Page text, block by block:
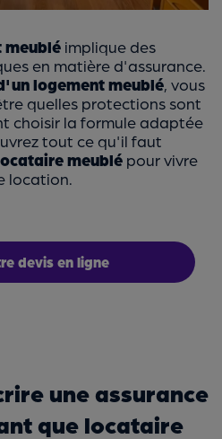
implique des
en matière d'assurance.
logement meublé , vous
quelles protections sont
choisir la formule adaptée
tout ce qu'il faut
meublé pour vivre
location.
devis en ligne
une assurance
que locataire